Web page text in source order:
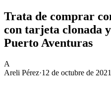
Trata de comprar
con tarjeta clonada
Puerto Aventuras
A
Areli Pérez·12 de octubre de 2021